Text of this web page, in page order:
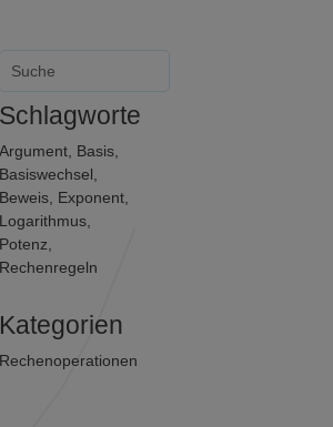
Schlagworte
Argument, Basis,
Basiswechsel,
Beweis, Exponent,
Logarithmus,
Potenz,
Rechenregeln
Kategorien
Rechenoperationen